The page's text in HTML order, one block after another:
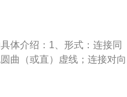
有足够空间停驶本车时，方
体介绍：1、形式：连接同
曲（或直）虚线；连接对向
。2、作用：路口导向线是